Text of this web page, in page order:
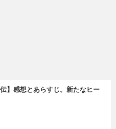
】感想とあらすじ。新たなヒー